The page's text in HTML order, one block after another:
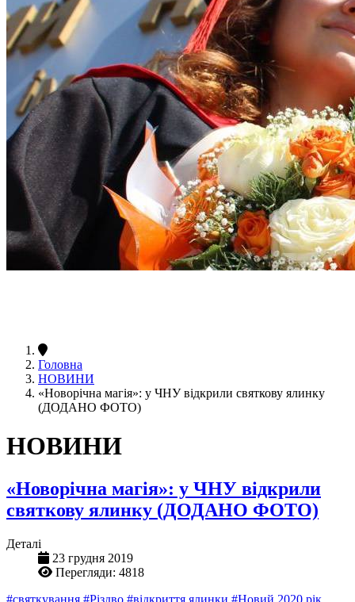
Головна
НОВИНИ
«Новорічна магія»: у ЧНУ відкрили святкову ялинку
(ДОДАНО ФОТО)
НОВИНИ
«Новорічна магія»: у ЧНУ відкрили
святкову ялинку (ДОДАНО ФОТО)
Деталі
23 грудня 2019
Перегляди: 4818
#святкування #Різдво #відкриття ялинки #Новий 2020 рік